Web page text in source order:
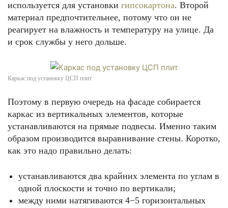
используется для установки гипсокартона. Второй
материал предпочтительнее, потому что он не
реагирует на влажность и температуру на улице. Да
и срок службы у него дольше.
Каркас под установку ЦСП плит
Поэтому в первую очередь на фасаде собирается
каркас из вертикальных элементов, которые
устанавливаются на прямые подвесы. Именно таким
образом производится выравнивание стены. Коротко,
как это надо правильно делать:
устанавливаются два крайних элемента по углам в
одной плоскости и точно по вертикали;
между ними натягиваются 4−5 горизонтальных